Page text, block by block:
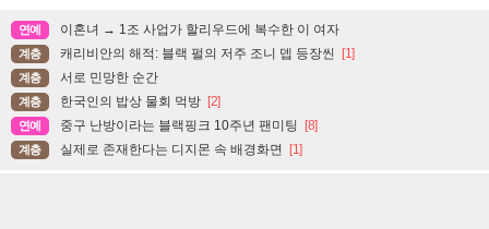
연예 이혼녀 → 1조 사업가 할리우드에 복수한 이 여자
계층 캐리비안의 해적: 블랙 펄의 저주 조니 뎁 등장씬 [1]
계층 서로 민망한 순간
계층 한국인의 밥상 물회 먹방 [2]
연예 중구 난방이라는 블랙핑크 10주년 팬미팅 [8]
계층 실제로 존재한다는 디지몬 속 배경화면 [1]